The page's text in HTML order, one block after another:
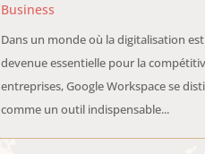
Business
Dans un monde où la digitalisation est
devenue essentielle pour la
entreprises, Google Workspace se
comme un outil indispensable...